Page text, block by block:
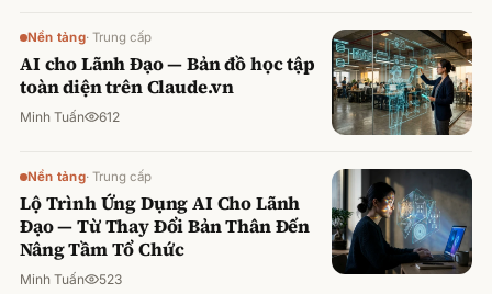
Nền tảng· Trung cấp
AI cho Lãnh Đạo — Bản đồ học tập
toàn diện trên Claude.vn
Minh Tuấn 612
Nền tảng· Trung cấp
Lộ Trình Ứng Dụng AI Cho Lãnh
Đạo — Từ Thay Đổi Bản Thân Đến
Nâng Tầm Tổ Chức
Minh Tuấn 523